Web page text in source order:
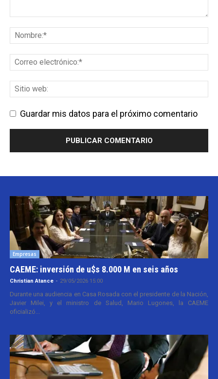
Guardar mis datos para el próximo comentario
Empresas
CAEME: inversión de u$s 8.000 M en seis años
Christian Atance - 29/05/2026 15:00
Durante una audiencia en Casa Rosada con el presidente de la Nación,
Javier Milei, y el ministro de Salud, Mario Lugones, la CAEME
oficializó...